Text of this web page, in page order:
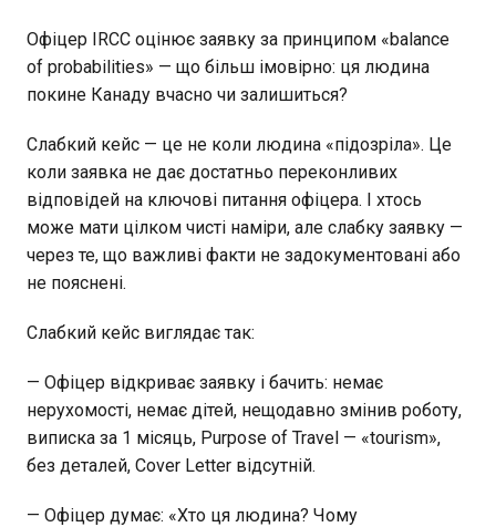
Офіцер IRCC оцінює заявку за принципом «balance
of probabilities» — що більш імовірно: ця людина
покине Канаду вчасно чи залишиться?
Слабкий кейс — це не коли людина «підозріла». Це
коли заявка не дає достатньо переконливих
відповідей на ключові питання офіцера. І хтось
може мати цілком чисті наміри, але слабку заявку —
через те, що важливі факти не задокументовані або
не пояснені.
Слабкий кейс виглядає так:
— Офіцер відкриває заявку і бачить: немає
нерухомості, немає дітей, нещодавно змінив роботу,
виписка за 1 місяць, Purpose of Travel — «tourism»,
без деталей, Cover Letter відсутній.
— Офіцер думає: «Хто ця людина? Чому